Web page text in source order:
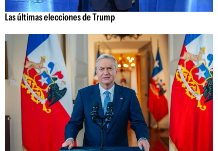
Las últimas elecciones de Trump